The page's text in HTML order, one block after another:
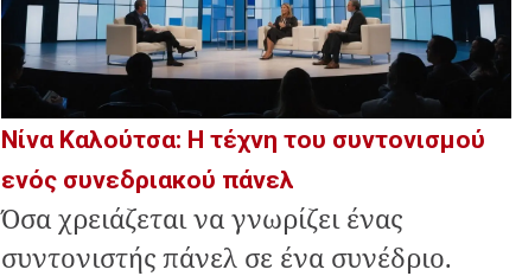
Νίνα Καλούτσα: Η τέχνη του συντονισμού
ενός συνεδριακού πάνελ
Όσα χρειάζεται να γνωρίζει ένας
συντονιστής πάνελ σε ένα συνέδριο.